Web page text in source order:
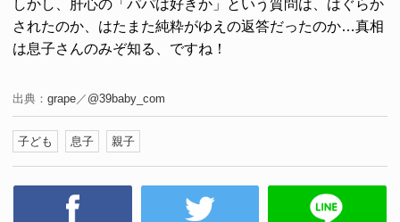
しかし、肝心の「パパは好きか」という質問は、はぐらか
されたのか、はたまた純粋がゆえの返答だったのか…真相
は息子さんのみぞ知る、ですね！
出典： grape／ @39baby_com
子ども 息子 親子